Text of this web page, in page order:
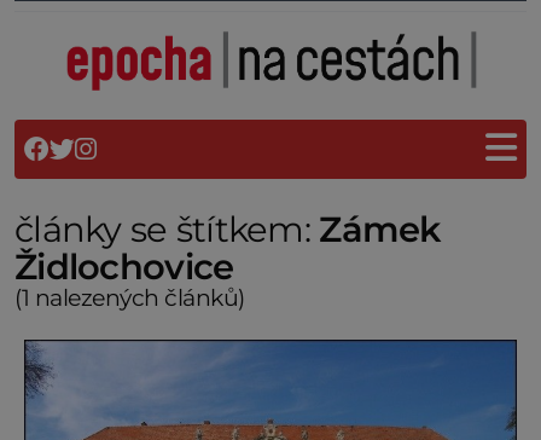
články se štítkem: Zámek
Židlochovice
(1 nalezených článků)